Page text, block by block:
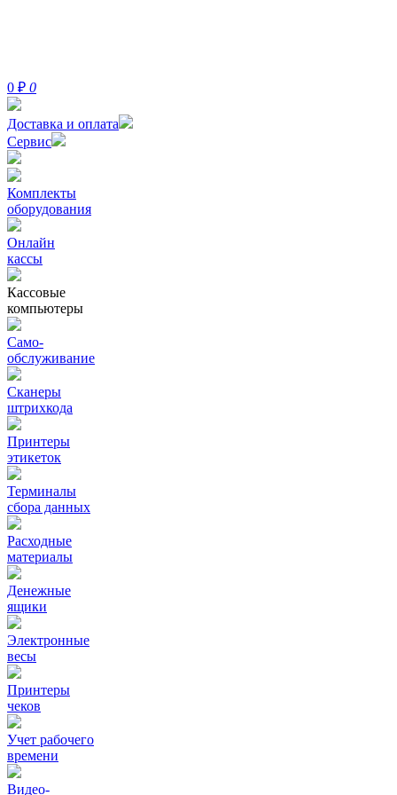
0 ₽ 0
Доставка и оплата
Сервис
Комплекты
оборудования
Онлайн
кассы
Кассовые
компьютеры
Само-
обслуживание
Сканеры
штрихкода
Принтеры
этикеток
Терминалы
сбора данных
Расходные
материалы
Денежные
ящики
Электронные
весы
Принтеры
чеков
Учет рабочего
времени
Видео‑